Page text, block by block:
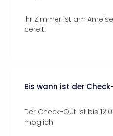
Ihr Zimmer ist am
bereit.
Bis wann ist der
Der Check-Out ist bis
möglich.